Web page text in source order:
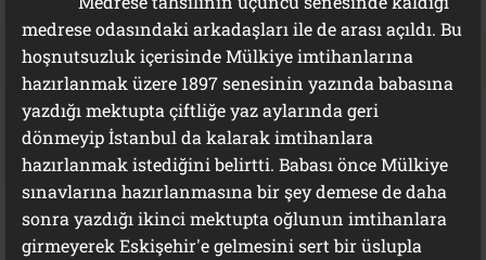
medrese odasındaki arkadaşları ile de arası açıldı. Bu
hoşnutsuzluk içerisinde Mülkiye imtihanlarına
hazırlanmak üzere 1897 senesinin yazında babasına
yazdığı mektupta çiftliğe yaz aylarında geri
dönmeyip İstanbul da kalarak imtihanlara
hazırlanmak istediğini belirtti. Babası önce Mülkiye
sınavlarına hazırlanmasına bir şey demese de daha
sonra yazdığı ikinci mektupta oğlunun imtihanlara
girmeyerek Eskişehir'e gelmesini sert bir üslupla